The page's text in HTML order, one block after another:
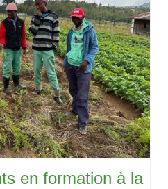
en formation à la